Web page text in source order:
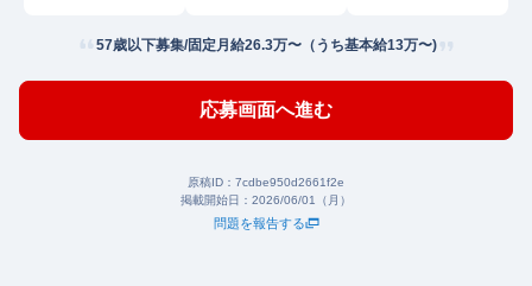
57歳以下募集/固定月給26.3万〜（うち基本給13万〜)
応募画面へ進む
原稿ID： 7cdbe950d2661f2e
掲載開始日： 2026/06/01（月）
問題を報告する